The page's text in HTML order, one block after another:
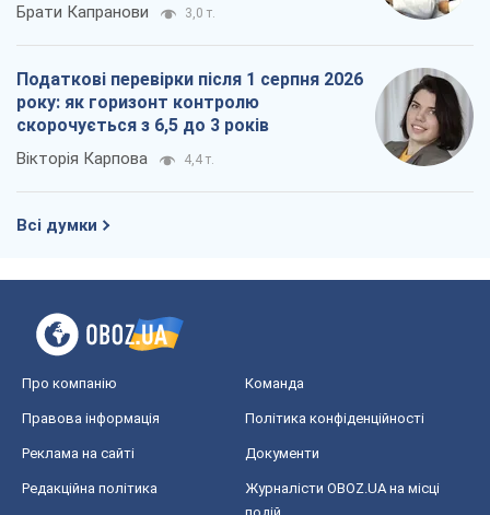
Брати Капранови 3,0 т.
Податкові перевірки після 1 серпня 2026
року: як горизонт контролю
скорочується з 6,5 до 3 років
Вікторія Карпова 4,4 т.
Всі думки
Про компанію Команда
Правова інформація Політика конфіденційності
Реклама на сайті Документи
Редакційна політика
Журналісти OBOZ.UA на місці